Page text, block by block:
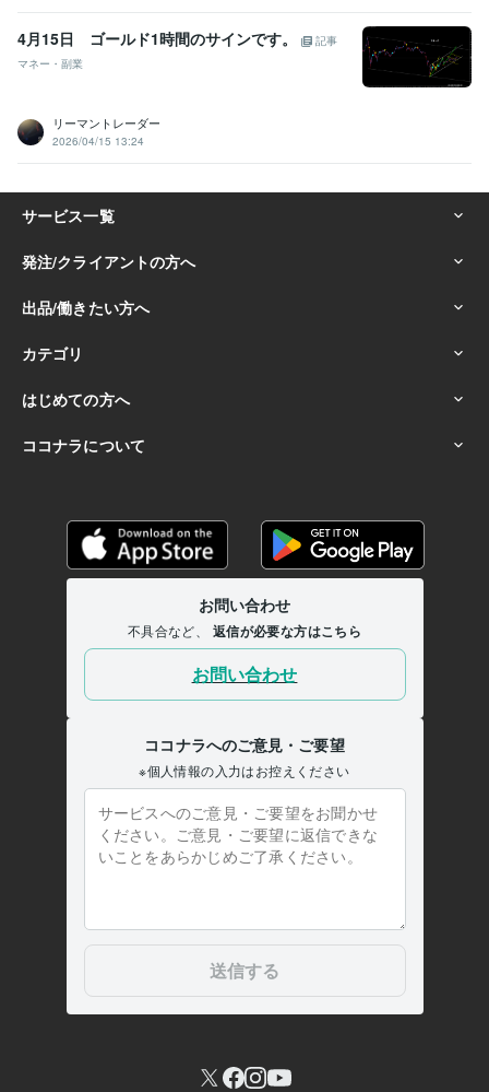
4月15日 ゴールド1時間のサインです。
記事
マネー・副業
リーマントレーダー
2026/04/15 13:24